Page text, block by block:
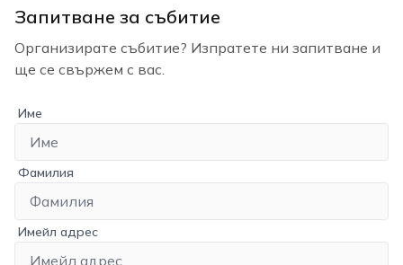
Запитване за събитие
Организирате събитие? Изпратете ни запитване и
ще се свържем с вас.
Име
Фамилия
Имейл адрес